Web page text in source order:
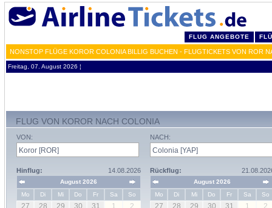
FLUG ANGEBOTE
NONSTOP FLÜGE KOROR COLONIA BILLIG BUCHEN - FLUGTICKETS VON ROR
Freitag, 07. August 2026 ¦
FLUG VON KOROR NACH COLONIA
VON:
Hinflug: 14.08.2026
August 2026
Mo
Di Mi Do Fr Sa So
27 28 29 30 31 1
2
NACH:
Rückflug:
August 2026
Mo
Di Mi Do Fr Sa So
27 28 29 30 31 1
2